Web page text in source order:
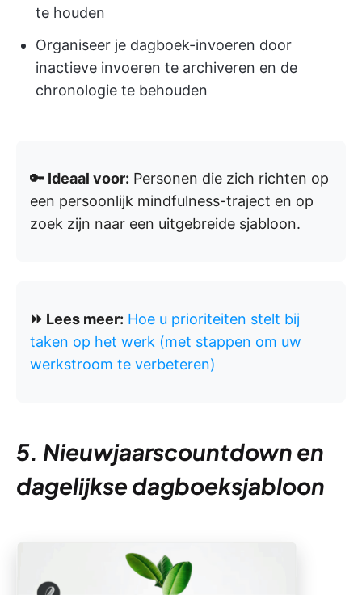
te houden
Organiseer je dagboek-invoeren door
inactieve invoeren te archiveren en de
chronologie te behouden
🔑 Ideaal voor: Personen die zich richten op
een persoonlijk mindfulness-traject en op
zoek zijn naar een uitgebreide sjabloon.
⏩ Lees meer: Hoe u prioriteiten stelt bij
taken op het werk (met stappen om uw
werkstroom te verbeteren)
5. Nieuwjaarscountdown en
dagelijkse dagboeksjabloon